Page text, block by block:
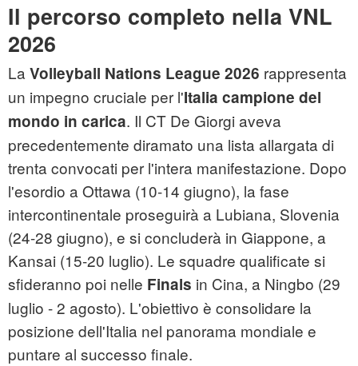
Il percorso completo nella VNL
2026
La Volleyball Nations League 2026 rappresenta
un impegno cruciale per l'Italia campione del
mondo in carica. Il CT De Giorgi aveva
precedentemente diramato una lista allargata di
trenta convocati per l'intera manifestazione. Dopo
l'esordio a Ottawa (10-14 giugno), la fase
intercontinentale proseguirà a Lubiana, Slovenia
(24-28 giugno), e si concluderà in Giappone, a
Kansai (15-20 luglio). Le squadre qualificate si
sfideranno poi nelle Finals in Cina, a Ningbo (29
luglio - 2 agosto). L'obiettivo è consolidare la
posizione dell'Italia nel panorama mondiale e
puntare al successo finale.